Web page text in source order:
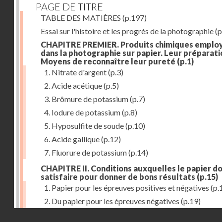
PAGE DE TITRE
TABLE DES MATIÈRES (p.197)
Essai sur l'histoire et les progrès de la photographie
CHAPITRE PREMIER. Produits chimiques
dans la photographie sur papier. Leur
Moyens de reconnaître leur pureté (p.1)
1. Nitrate d'argent(p.3)
2. Acide acétique(p.5)
3. Brômure de potassium(p.7)
4. Iodure de potassium(p.8)
5. Hyposulfite de soude(p.10)
6. Acide gallique(p.12)
7. Fluorure de potassium(p.14)
CHAPITRE II. Conditions auxquelles le papier
satisfaire pour donner de bons résultats (p.15)
1. Papier pour les épreuves positives et négatives
2. Du papier pour les épreuves négatives (p.19)